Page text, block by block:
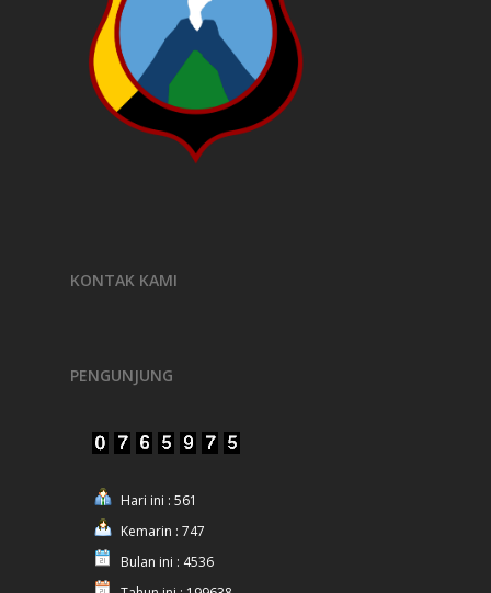
KONTAK KAMI
PENGUNJUNG
Hari ini : 561
Kemarin : 747
Bulan ini : 4536